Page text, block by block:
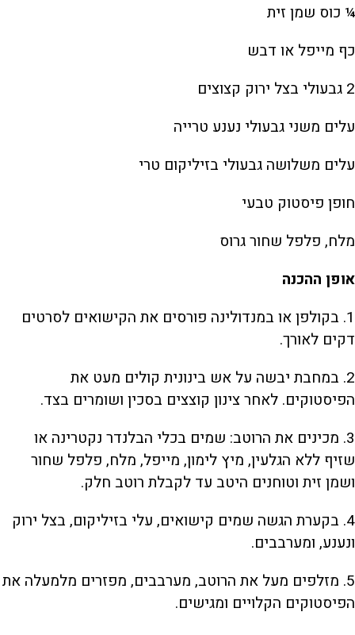
¼ כוס שמן זית
כף מייפל או דבש
2 גבעולי בצל ירוק קצוצים
עלים משני גבעולי נענע טרייה
עלים משלושה גבעולי בזיליקום טרי
חופן פיסטוק טבעי
מלח, פלפל שחור גרוס
אופן ההכנה
1. בקולפן או במנדולינה פורסים את הקישואים לסרטים
דקים לאורך.
2. במחבת יבשה על אש בינונית קולים מעט את
הפיסטוקים. לאחר צינון קוצצים בסכין ושומרים בצד.
3. מכינים את הרוטב: שמים בכלי הבלנדר נקטרינה או
שזיף ללא הגלעין, מיץ לימון, מייפל, מלח, פלפל שחור
ושמן זית וטוחנים היטב עד לקבלת רוטב חלק.
4. בקערת הגשה שמים קישואים, עלי בזיליקום, בצל ירוק
ונענע, ומערבבים.
5. מזלפים מעל את הרוטב, מערבבים, מפזרים מלמעלה את
הפיסטוקים הקלויים ומגישים.